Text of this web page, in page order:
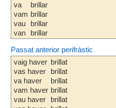
va
vam
vau
van
brillar
brillar
brillar
brillar
Passat anterior perifràstic
vaig haver
vas haver
va haver
vam haver
vau haver
brillat
brillat
brillat
brillat
brillat